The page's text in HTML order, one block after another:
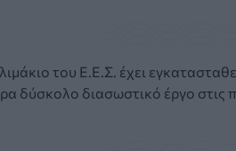
του Ε.Ε.Σ. έχει
δύσκολο διασωστικό έργο